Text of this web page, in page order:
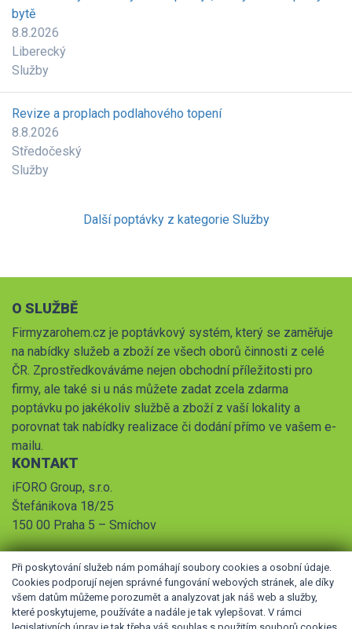
bytě
8.8.2026
Liberecký
Služby
Revize a proplach podlahového topení
8.8.2026
Středočeský
Služby
Další poptávky z kategorie Služby
O SLUŽBĚ
Firmyzarohem.cz je poptávkový systém, který se zaměřuje
na nabídky služeb a zboží ze všech oborů činnosti z celé
ČR. Zprostředkováváme nejen obchodní příležitosti pro
firmy, ale také si u nás můžete zadat zcela zdarma
poptávku po jakékoliv službě a zboží z vaší lokality a
porovnat tak nabídky realizace či dodání přímo ve vašem e-
mailu.
KONTAKT
iFORO Group, s.r.o.
Štefánikova 18/25
150 00 Praha 5 – Smíchov
Při poskytování služeb nám pomáhají soubory cookies a osobní údaje.
Cookies podporují nejen správné fungování webových stránek, ale díky
všem datům můžeme porozumět a analyzovat jak náš web a služby,
které poskytujeme, používáte a nadále je tak vylepšovat. V rámci